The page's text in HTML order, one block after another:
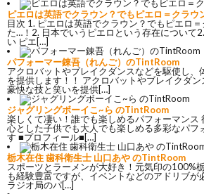
ピエロは英語でクラウン？でもピエロ＝クラウ
目次 1. ピエロは英語でクラウン？でもピエロ
た…！2. 日本でいうピエロという存在について
い ピエ[…]
パフォーマー錬吾（れんご）のTintRoom
アクロバットやブレイクダンスなどを駆使し、
を提供します！！ アクロバットやブレイクダ
豪快な技と笑いを提供[…]
ジャグリングボーイこ~ら のTintRoom
楽しくて凄い！誰でも楽しめるパフォーマンス
心とした子供でも大人でも楽しめる多彩なパフ
す ■プロフィール■[…]
栃木在住 歯科衛生士 山口あや のTintRoom
スポーツとラーメンが大好き！元気印の100%
も経験豊富ですが、イベントなどのアドリブが
ラジオ局のパ[…]